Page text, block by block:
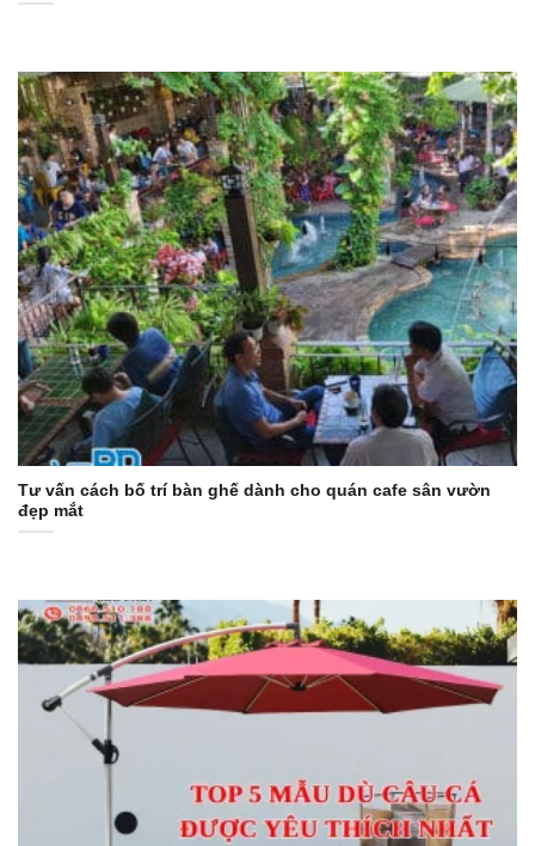
Tư vấn cách bố trí bàn ghế dành cho quán cafe sân vườn
đẹp mắt